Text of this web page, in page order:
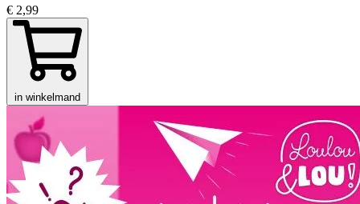
€ 2,99
in winkelmand